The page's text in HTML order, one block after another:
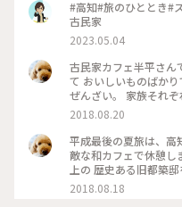
#高知#旅のひととき
古民家
2023.05.04
古民家カフェ半平さん
て おいしいものばか
ぜんざい。 家族それ
の音」ガラスの風鈴展
引いて行きます。 緑
す。ガタンゴトンと軽
から徒歩圏内には、
民家カフェ、蝉の声
2018.08.20
平成最後の夏旅は、高
敵な和カフェで休憩し
上の 歴史ある旧都築
ニューがとても素敵で
アイスの下にしっとり
2018.08.18